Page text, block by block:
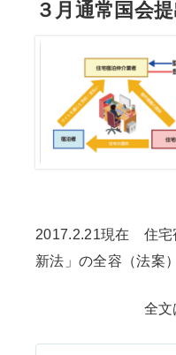
３月通常国会
2017.2.21現在 住宅
新法」の全容（法案
全文